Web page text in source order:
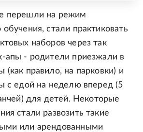
перешли на режим
стали практиковать
наборов через так
апы - родители приезжали в
правило, на парковки) и
с едой на неделю вперед (5
для детей. Некоторые
стали развозить такие
или арендованными